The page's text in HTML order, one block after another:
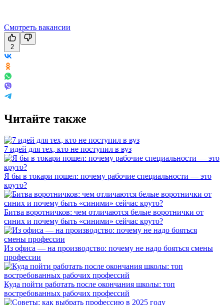
Смотреть вакансии
2
Читайте также
7 идей для тех, кто не поступил в вуз
Я бы в токари пошел: почему рабочие специальности — это
круто?
Битва воротничков: чем отличаются белые воротнички от
синих и почему быть «синими» сейчас круто?
Из офиса — на производство: почему не надо бояться смены
профессии
Куда пойти работать после окончания школы: топ
востребованных рабочих профессий